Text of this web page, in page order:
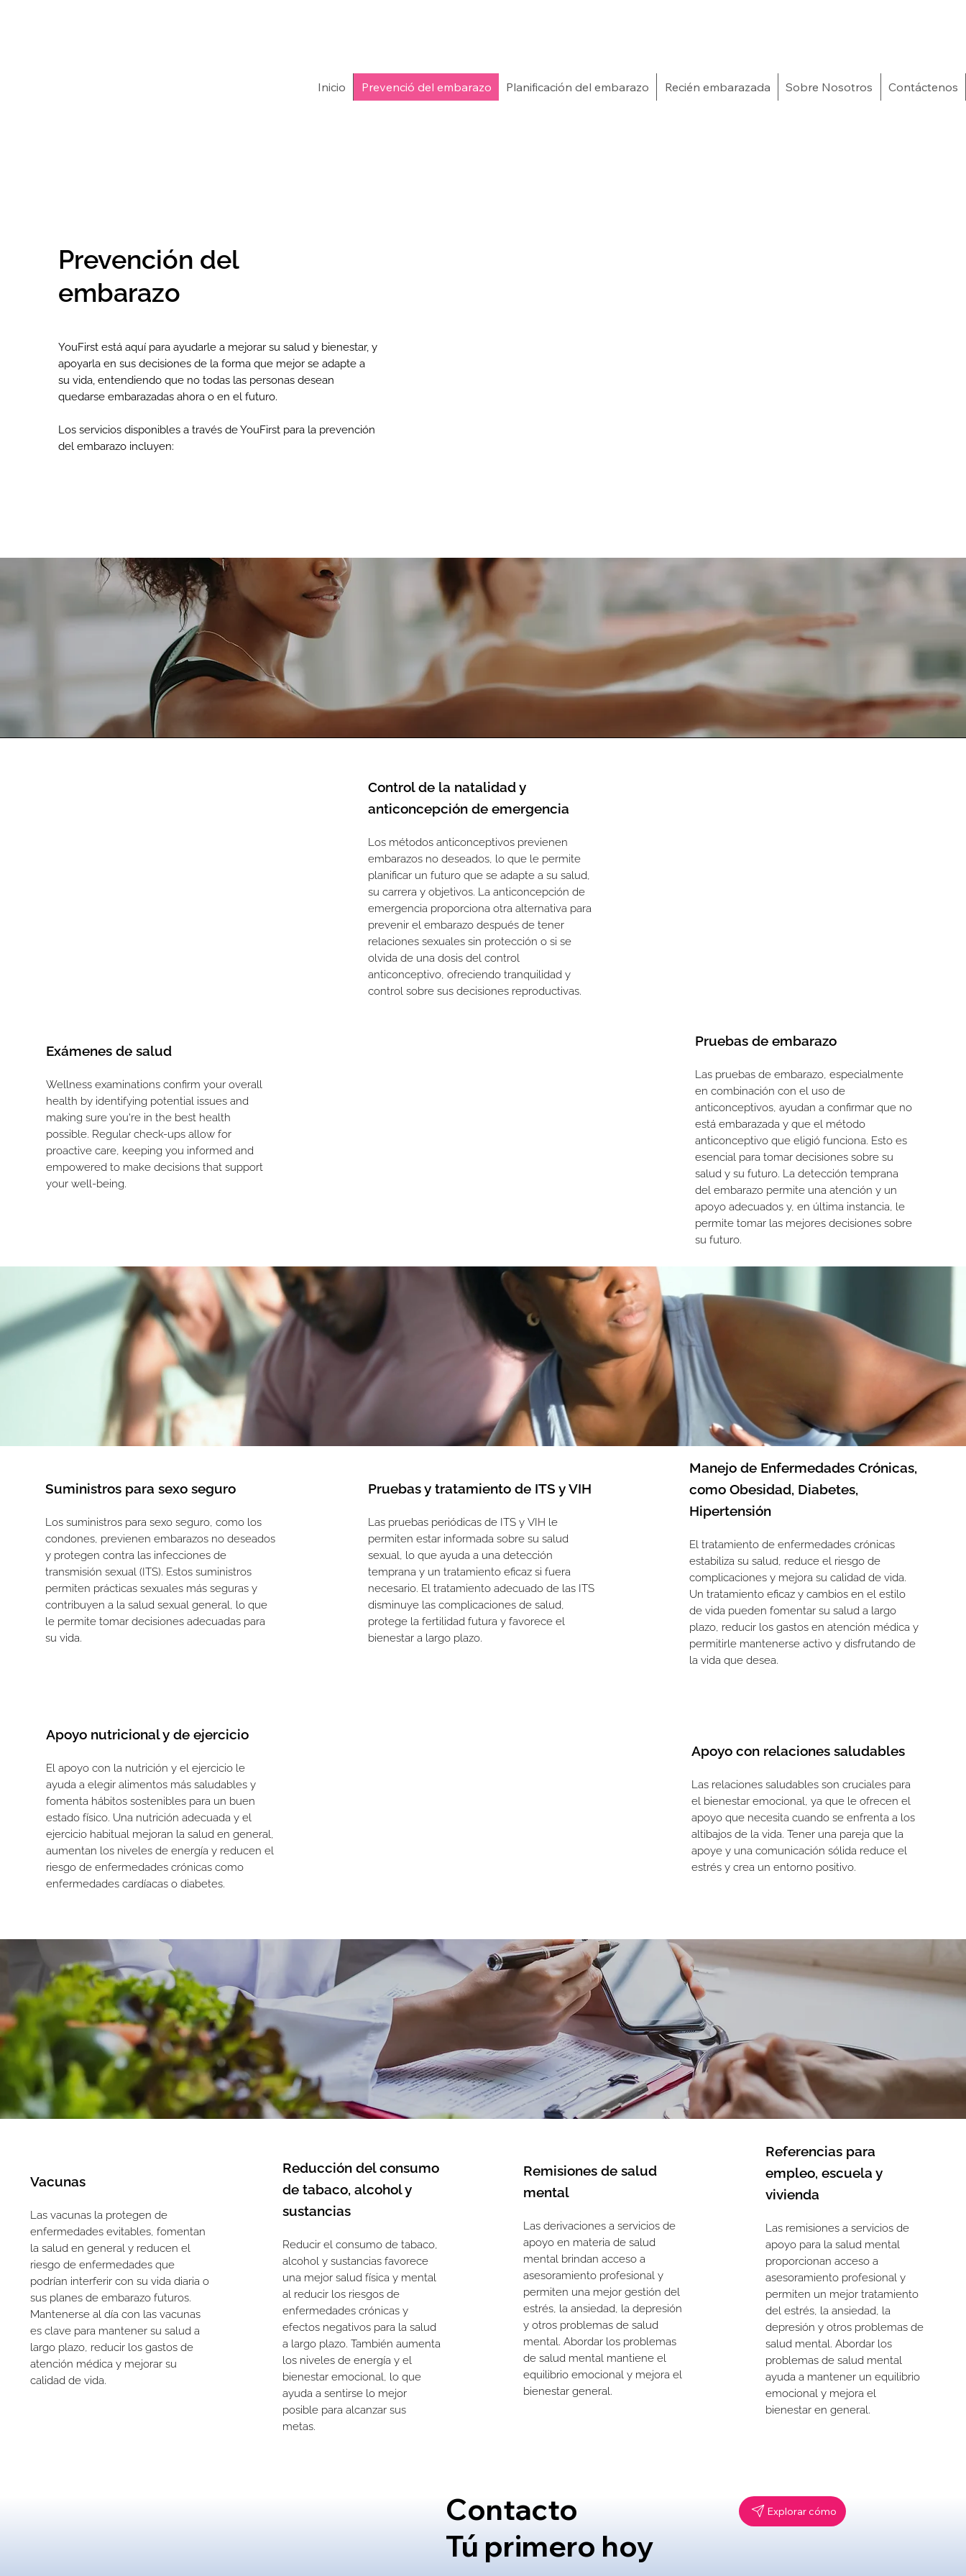
Inicio Prevenció del embarazo Planificación del embarazo Recién embarazada Sobre Nosotros Contáctenos
Prevención del
embarazo
YouFirst está aquí para ayudarle a mejorar su salud y bienestar, y
apoyarla en sus decisiones de la forma que mejor se adapte a
su vida, entendiendo que no todas las personas desean
quedarse embarazadas ahora o en el futuro.
Los servicios disponibles a través de YouFirst para la prevención
del embarazo incluyen:
Los métodos anticonceptivos previenen
embarazos no deseados, lo que le permite
planificar un futuro que se adapte a su salud,
su carrera y objetivos. La anticoncepción de
emergencia proporciona otra alternativa para
prevenir el embarazo después de tener
relaciones sexuales sin protección o si se
olvida de una dosis del control
anticonceptivo, ofreciendo tranquilidad y
control sobre sus decisiones reproductivas.
Control de la natalidad y
anticoncepción de emergencia
Wellness examinations confirm your overall
health by identifying potential issues and
making sure you're in the best health
possible. Regular check-ups allow for
proactive care, keeping you informed and
empowered to make decisions that support
your well-being.
Exámenes de salud
Pruebas de embarazo
Las pruebas de embarazo, especialmente
en combinación con el uso de
anticonceptivos, ayudan a confirmar que no
está embarazada y que el método
anticonceptivo que eligió funciona. Esto es
esencial para tomar decisiones sobre su
salud y su futuro. La detección temprana
del embarazo permite una atención y un
apoyo adecuados y, en última instancia, le
permite tomar las mejores decisiones sobre
su futuro.
Los suministros para sexo seguro, como los
condones, previenen embarazos no deseados
y protegen contra las infecciones de
transmisión sexual (ITS). Estos suministros
permiten prácticas sexuales más seguras y
contribuyen a la salud sexual general, lo que
le permite tomar decisiones adecuadas para
su vida.
Suministros para sexo seguro
Las pruebas periódicas de ITS y VIH le
permiten estar informada sobre su salud
sexual, lo que ayuda a una detección
temprana y un tratamiento eficaz si fuera
necesario. El tratamiento adecuado de las ITS
disminuye las complicaciones de salud,
protege la fertilidad futura y favorece el
bienestar a largo plazo.
Pruebas y tratamiento de ITS y VIH
El tratamiento de enfermedades crónicas
estabiliza su salud, reduce el riesgo de
complicaciones y mejora su calidad de vida.
Un tratamiento eficaz y cambios en el estilo
de vida pueden fomentar su salud a largo
plazo, reducir los gastos en atención médica y
permitirle mantenerse activo y disfrutando de
la vida que desea.
Manejo de Enfermedades Crónicas,
como Obesidad, Diabetes,
Hipertensión
El apoyo con la nutrición y el ejercicio le
ayuda a elegir alimentos más saludables y
fomenta hábitos sostenibles para un buen
estado físico. Una nutrición adecuada y el
ejercicio habitual mejoran la salud en general,
aumentan los niveles de energía y reducen el
riesgo de enfermedades crónicas como
enfermedades cardíacas o diabetes.
Apoyo nutricional y de ejercicio
Las relaciones saludables son cruciales para
el bienestar emocional, ya que le ofrecen el
apoyo que necesita cuando se enfrenta a los
altibajos de la vida. Tener una pareja que la
apoye y una comunicación sólida reduce el
estrés y crea un entorno positivo.
Apoyo con relaciones saludables
Las vacunas la protegen de
enfermedades evitables, fomentan
la salud en general y reducen el
riesgo de enfermedades que
podrían interferir con su vida diaria o
sus planes de embarazo futuros.
Mantenerse al día con las vacunas
es clave para mantener su salud a
largo plazo, reducir los gastos de
atención médica y mejorar su
calidad de vida.
Vacunas
Reducir el consumo de tabaco,
alcohol y sustancias favorece
una mejor salud física y mental
al reducir los riesgos de
enfermedades crónicas y
efectos negativos para la salud
a largo plazo. También aumenta
los niveles de energía y el
bienestar emocional, lo que
ayuda a sentirse lo mejor
posible para alcanzar sus
metas.
Reducción del consumo
de tabaco, alcohol y
sustancias
Las derivaciones a servicios de
apoyo en materia de salud
mental brindan acceso a
asesoramiento profesional y
permiten una mejor gestión del
estrés, la ansiedad, la depresión
y otros problemas de salud
mental. Abordar los problemas
de salud mental mantiene el
equilibrio emocional y mejora el
bienestar general.
Remisiones de salud
mental
Las remisiones a servicios de
apoyo para la salud mental
proporcionan acceso a
asesoramiento profesional y
permiten un mejor tratamiento
del estrés, la ansiedad, la
depresión y otros problemas de
salud mental. Abordar los
problemas de salud mental
ayuda a mantener un equilibrio
emocional y mejora el
bienestar en general.
Referencias para
empleo, escuela y
vivienda
Contacto
Tú primero hoy
Explorar cómo